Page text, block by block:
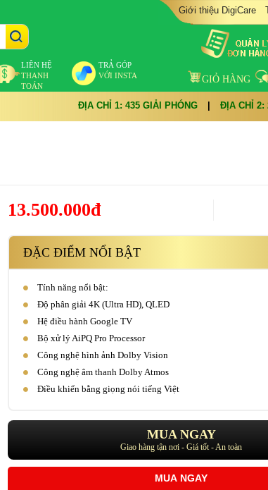
LIÊN HỆ
THANH
TOÁN
TRẢ GÓP
VỚI INSTA
Giới thiệu DigiCare
GIỎ HÀNG
ĐỊA CHỈ 1: 435 GIẢI PHÓNG ĐỊA CHỈ 2:
13.500.000đ
ĐẶC ĐIỂM NỔI BẬT
Tính năng nổi bật:
Độ phân giải 4K (Ultra HD), QLED
Hệ điều hành Google TV
Bộ xử lý AiPQ Pro Processor
Công nghệ hình ảnh Dolby Vision
Công nghệ âm thanh Dolby Atmos
Điều khiển bằng giọng nói tiếng Việt
MUA NGAY
Giao hàng tận nơi - Giá tốt - An toàn
MUA NGAY